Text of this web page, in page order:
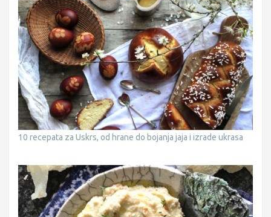
10 recepata za Uskrs, od hrane do bojanja jaja i izrade ukrasa